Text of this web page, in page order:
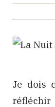
Je dois